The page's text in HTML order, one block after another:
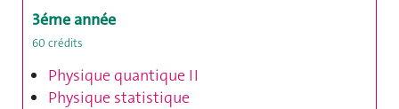
3éme année
60 crédits
Physique quantique II
Physique statistique